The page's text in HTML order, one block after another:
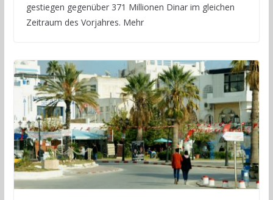
gestiegen gegenüber 371 Millionen Dinar im gleichen
Zeitraum des Vorjahres. Mehr